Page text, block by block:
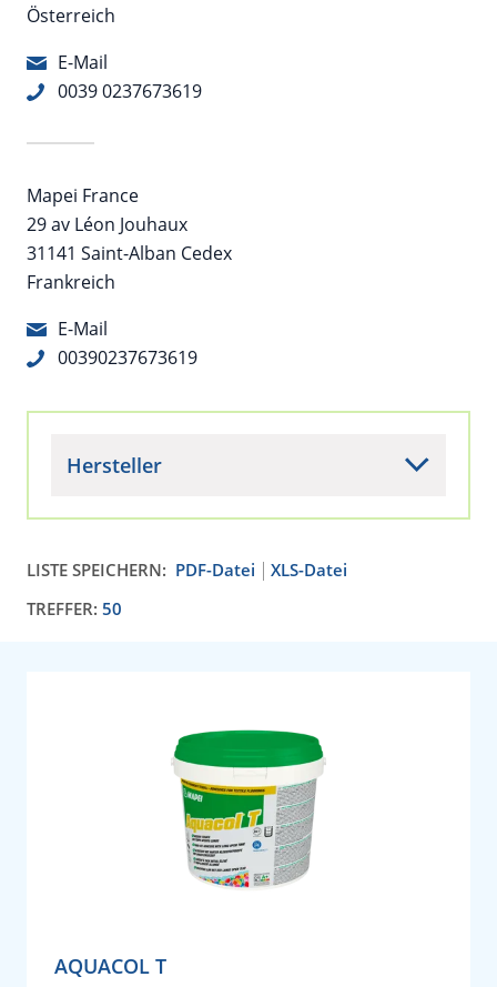
Österreich
E-Mail
0039 0237673619
Mapei France
29 av Léon Jouhaux
31141 Saint-Alban Cedex
Frankreich
E-Mail
00390237673619
Hersteller
LISTE SPEICHERN: PDF-Datei
XLS-Datei
TREFFER: 50
AQUACOL T